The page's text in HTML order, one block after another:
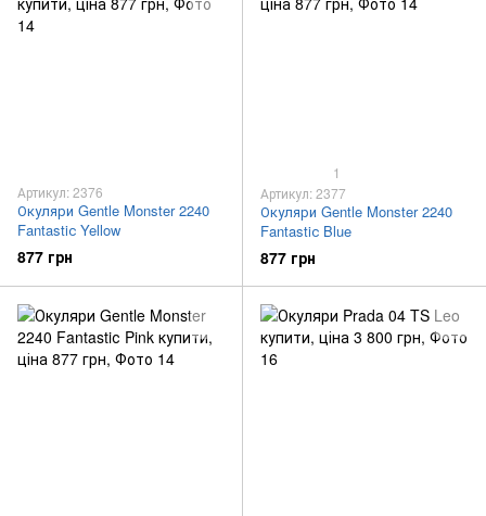
Артикул: 2376
Окуляри Gentle Monster 2240
Fantastiс Yellow
877 грн
1
Артикул: 2377
Окуляри Gentle Monster 2240
Fantastiс Blue
877 грн